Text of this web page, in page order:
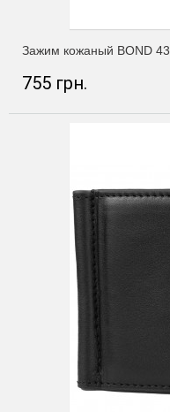
Зажим кожаный BOND
755 грн.